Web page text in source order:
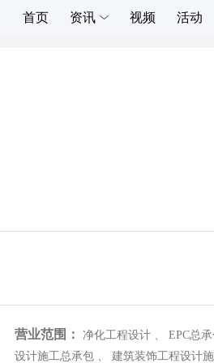
首页 资讯 视频 活动
营业范围：
净化工程设计 、 EPC总承包服务 、 施工总承包 、 净化工程施工承包 、 净化工程设计施工总承包 、 手术室设计施工总承包 、 ICU病房
设计施工总承包 、 建筑装饰工程设计施工总承包 、 辐射防护屏蔽设计施工总承包 、 检验科设计施工总承包 、 消毒供应室设计施工总承包 、 静脉配